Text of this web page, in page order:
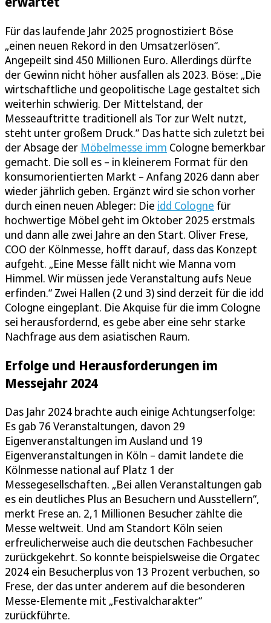
Für das laufende Jahr 2025 prognostiziert Böse
„einen neuen Rekord in den Umsatzerlösen“.
Angepeilt sind 450 Millionen Euro. Allerdings dürfte
der Gewinn nicht höher ausfallen als 2023. Böse: „Die
wirtschaftliche und geopolitische Lage gestaltet sich
weiterhin schwierig. Der Mittelstand, der
Messeauftritte traditionell als Tor zur Welt nutzt,
steht unter großem Druck.“ Das hatte sich zuletzt bei
der Absage der Möbelmesse imm Cologne bemerkbar
gemacht. Die soll es – in kleinerem Format für den
konsumorientierten Markt – Anfang 2026 dann aber
wieder jährlich geben. Ergänzt wird sie schon vorher
durch einen neuen Ableger: Die idd Cologne für
hochwertige Möbel geht im Oktober 2025 erstmals
und dann alle zwei Jahre an den Start. Oliver Frese,
COO der Kölnmesse, hofft darauf, dass das Konzept
aufgeht. „Eine Messe fällt nicht wie Manna vom
Himmel. Wir müssen jede Veranstaltung aufs Neue
erfinden.“ Zwei Hallen (2 und 3) sind derzeit für die idd
Cologne eingeplant. Die Akquise für die imm Cologne
sei herausfordernd, es gebe aber eine sehr starke
Nachfrage aus dem asiatischen Raum.
Erfolge und Herausforderungen im
Messejahr 2024
Das Jahr 2024 brachte auch einige Achtungserfolge:
Es gab 76 Veranstaltungen, davon 29
Eigenveranstaltungen im Ausland und 19
Eigenveranstaltungen in Köln – damit landete die
Kölnmesse national auf Platz 1 der
Messegesellschaften. „Bei allen Veranstaltungen gab
es ein deutliches Plus an Besuchern und Ausstellern“,
merkt Frese an. 2,1 Millionen Besucher zählte die
Messe weltweit. Und am Standort Köln seien
erfreulicherweise auch die deutschen Fachbesucher
zurückgekehrt. So konnte beispielsweise die Orgatec
2024 ein Besucherplus von 13 Prozent verbuchen, so
Frese, der das unter anderem auf die besonderen
Messe-Elemente mit „Festivalcharakter“
zurückführte.